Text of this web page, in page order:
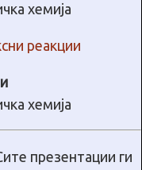
хемија
хемија
презентации ги